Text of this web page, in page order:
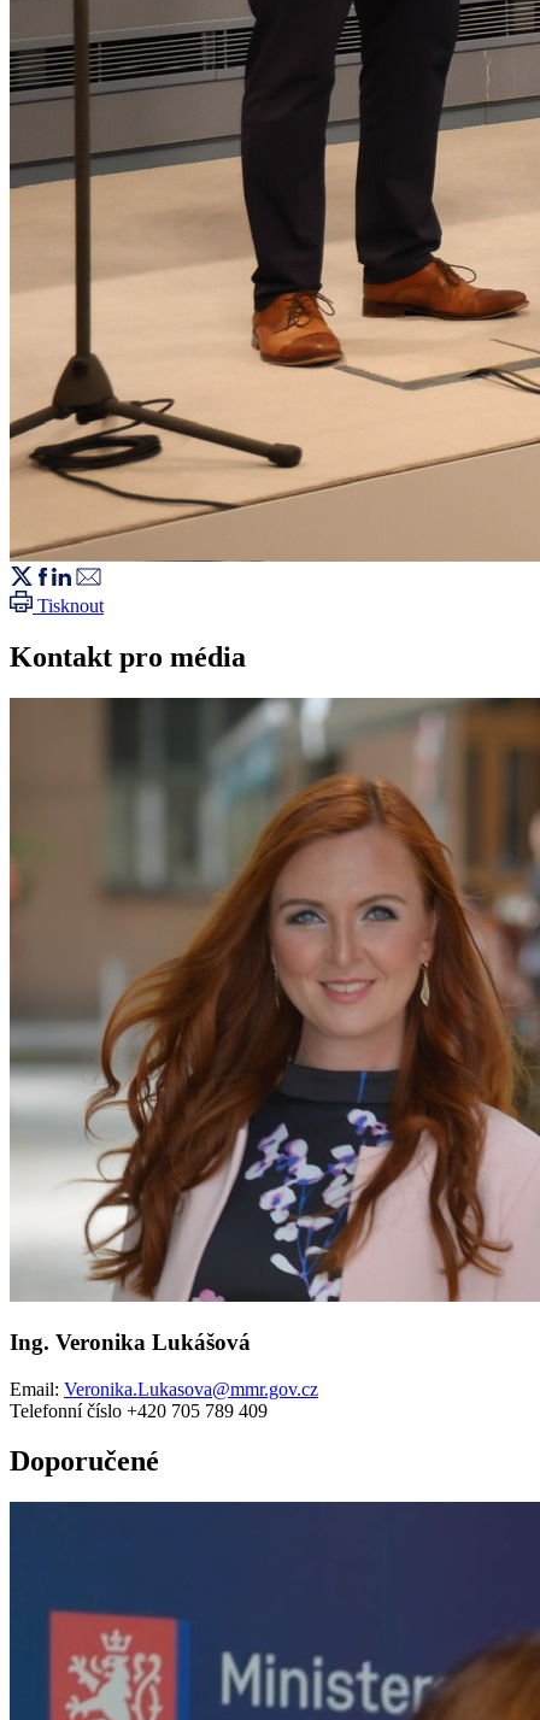
Tisknout
Kontakt pro média
Ing. Veronika Lukášová
Email: Veronika.Lukasova@mmr.gov.cz
Telefonní číslo +420 705 789 409
Doporučené